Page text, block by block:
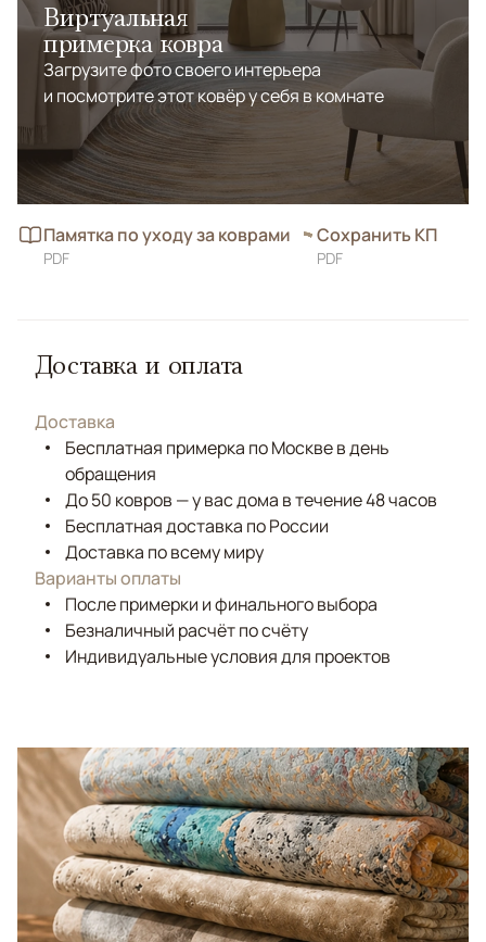
Виртуальная
примерка ковра
Загрузите фото своего интерьера
и посмотрите этот ковёр у себя в комнате
Памятка по уходу за коврами
PDF
Сохранить КП
PDF
Доставка и оплата
Доставка
Бесплатная примерка по Москве в день
обращения
До 50 ковров — у вас дома в течение 48 часов
Бесплатная доставка по России
Доставка по всему миру
Варианты оплаты
После примерки и финального выбора
Безналичный расчёт по счёту
Индивидуальные условия для проектов